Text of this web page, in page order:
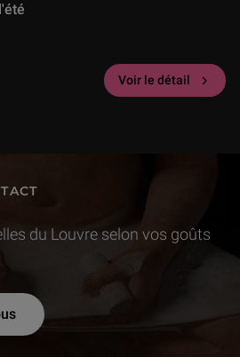
Voir le détail
du Louvre selon vos goûts